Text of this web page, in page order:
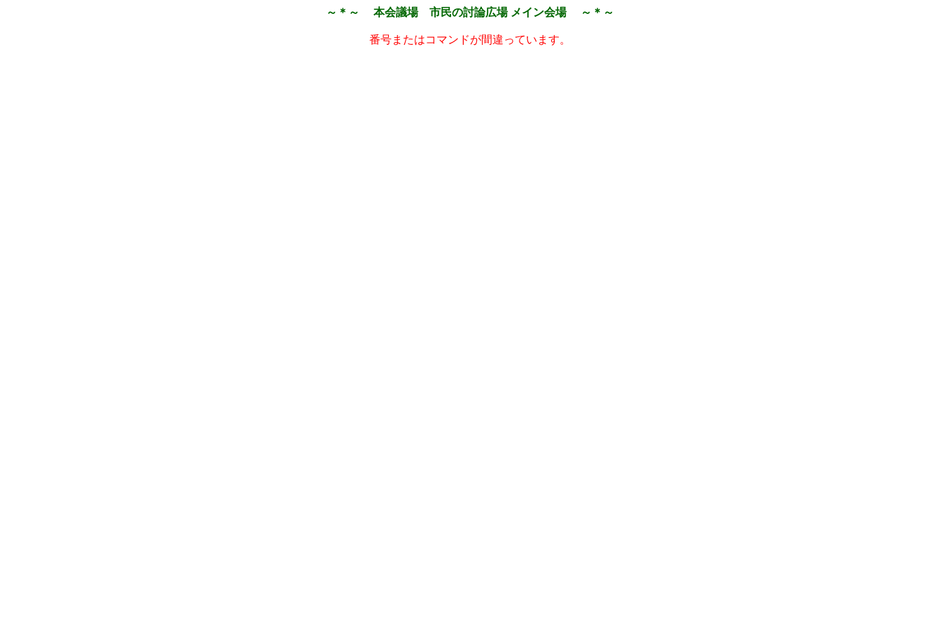
～＊～ 本会議場 市民の討論広場 メイン会場 ～＊～
番号またはコマンドが間違っています。